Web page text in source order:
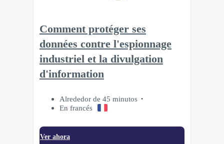
Comment protéger ses
données contre l'espionnage
industriel et la divulgation
d'information
Alrededor de 45 minutos
En francés
Ver ahora